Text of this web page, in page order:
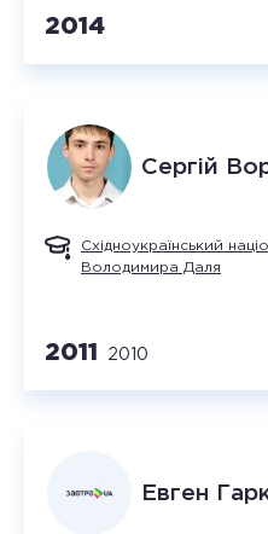
2014
Сергій
Східноукраїнський
Володимира Даля
2011 2010
Евген